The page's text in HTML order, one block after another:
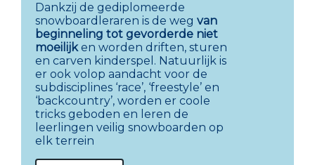
Dankzij de gediplomeerde
snowboardleraren is de weg van
beginneling tot gevorderde niet
moeilijken worden driften, sturen
en carven kinderspel. Natuurlijk is
er ook volop aandacht voor de
subdisciplines ‘race’, ‘freestyle’ en
‘backcountry’, worden er coole
tricks geboden en leren de
leerlingen veilig snowboarden op
elk terrein